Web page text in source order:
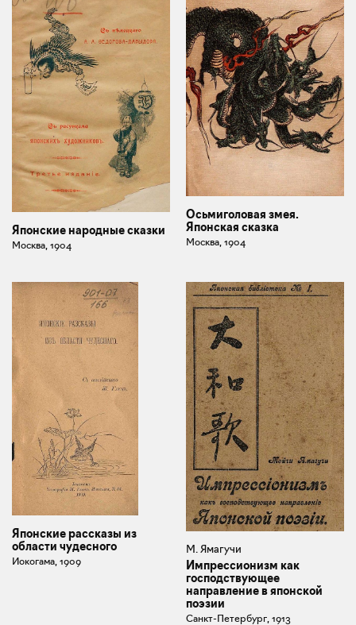
Японские народные сказки
Москва, 1904
Осьмиголовая змея.
Японская сказка
Москва, 1904
Японские рассказы из
области чудесного
Иокогама, 1909
М. Ямагучи
Импрессионизм как
господствующее
направление в японской
поэзии
Санкт-Петербург, 1913